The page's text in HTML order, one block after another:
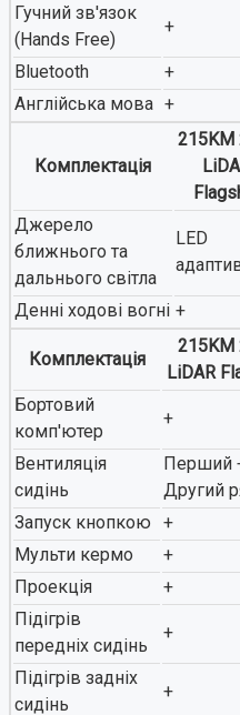
Гучний зв'язок
(Hands Free)
+
Bluetooth +
Англійська мова +
Комплектація
215KM
Джерело
ближнього та
дальнього світла
LED
Денні ходові вогні +
Комплектація
215KM
LiDAR
Бортовий
комп'ютер
+
Вентиляція
сидінь
Перший
Другий
Запуск кнопкою
+
Мульти кермо
+
Проекція
+
Підігрів
передніх сидінь
+
Підігрів задніх
сидінь
+